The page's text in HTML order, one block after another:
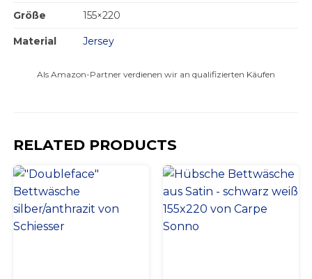
Größe 155×220
Material Jersey
Als Amazon-Partner verdienen wir an qualifizierten Käufen
RELATED PRODUCTS